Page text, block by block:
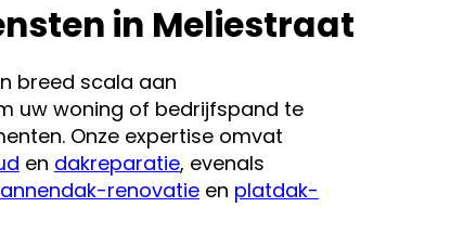
in Meliestraat
breed scala aan
uw woning of bedrijfspand te
Onze expertise omvat
en dakreparatie, evenals
renovatieen platdak-